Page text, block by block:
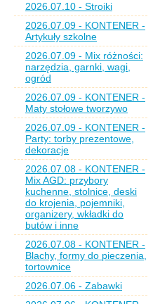
2026.07.10 - Stroiki
2026.07.09 - KONTENER -
Artykuły szkolne
2026.07.09 - Mix różności:
narzędzia, garnki, wagi,
ogród
2026.07.09 - KONTENER -
Maty stołowe tworzywo
2026.07.09 - KONTENER -
Party: torby prezentowe,
dekoracje
2026.07.08 - KONTENER -
Mix AGD: przybory
kuchenne, stolnice, deski
do krojenia, pojemniki,
organizery, wkładki do
butów i inne
2026.07.08 - KONTENER -
Blachy, formy do pieczenia,
tortownice
2026.07.06 - Zabawki